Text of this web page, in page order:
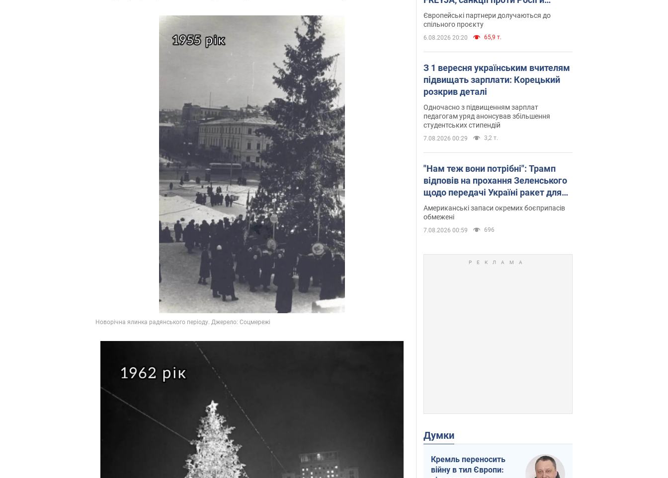
підтримку аграріїв. Відео
Європейські партнери долучаються до
спільного проєкту
6.08.2026 20:20 65,9 т.
З 1 вересня українським вчителям
підвищать зарплати: Корецький
розкрив деталі
Одночасно з підвищенням зарплат
педагогам уряд анонсував збільшення
студентських стипендій
7.08.2026 00:29 3,2 т.
"Нам теж вони потрібні": Трамп
відповів на прохання Зеленського
щодо передачі Україні ракет для
Patriot
Американські запаси окремих боєприпасів
обмежені
7.08.2026 00:59 696
Думки
Кремль переносить
війну в тил Європи: